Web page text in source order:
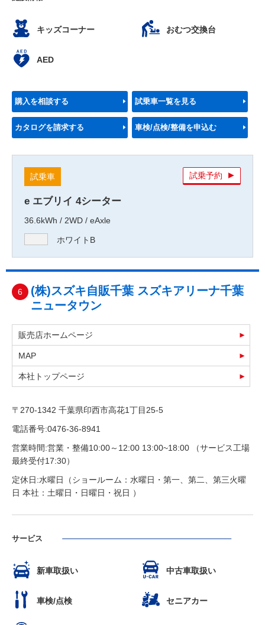
キッズコーナー おむつ交換台
AED
購入を相談する 試乗車一覧を見る
カタログを請求する 車検/点検/整備を申込む
試乗車
e エブリイ 4シーター
36.6kWh / 2WD / eAxle
ホワイトB
試乗予約
6
(株)スズキ自販千葉 スズキアリーナ千葉
ニュータウン
販売店ホームページ
MAP
本社トップページ
〒270-1342 千葉県印西市高花1丁目25-5
電話番号:0476-36-8941
営業時間:営業・整備10:00～12:00 13:00~18:00 （サービス工場
最終受付17:30）
定休日:水曜日（ショールーム：水曜日・第一、第二、第三火曜
日 本社：土曜日・日曜日・祝日 ）
サービス
新車取扱い 中古車取扱い
車検/点検 セニアカー